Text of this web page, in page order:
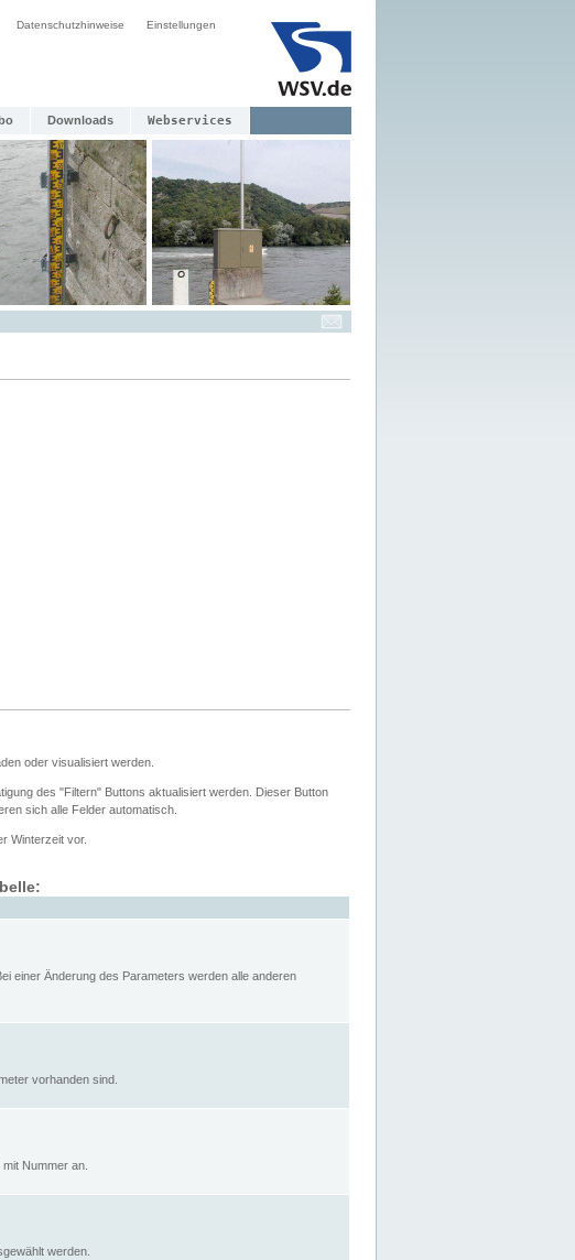
Datenschutzhinweise Einstellungen
Downloads Webservices
oder visualisiert werden.
des "Filtern" Buttons aktualisiert werden. Dieser Button
sich alle Felder automatisch.
Winterzeit vor.
einer Änderung des Parameters werden alle anderen
vorhanden sind.
Nummer an.
werden.